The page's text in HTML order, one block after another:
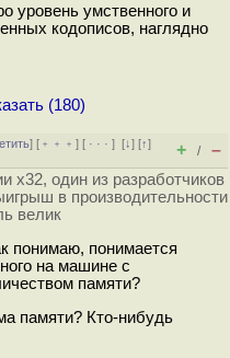
уровень умственного и
кодописов, наглядно
(180)
] [ ﹢﹢﹢] [ · · ·][↓] [↑]
+ / –
x32, один из разработчиков
в производительности
велик
понимаю, понимается
на машине с
памяти?
памяти? Кто-нибудь